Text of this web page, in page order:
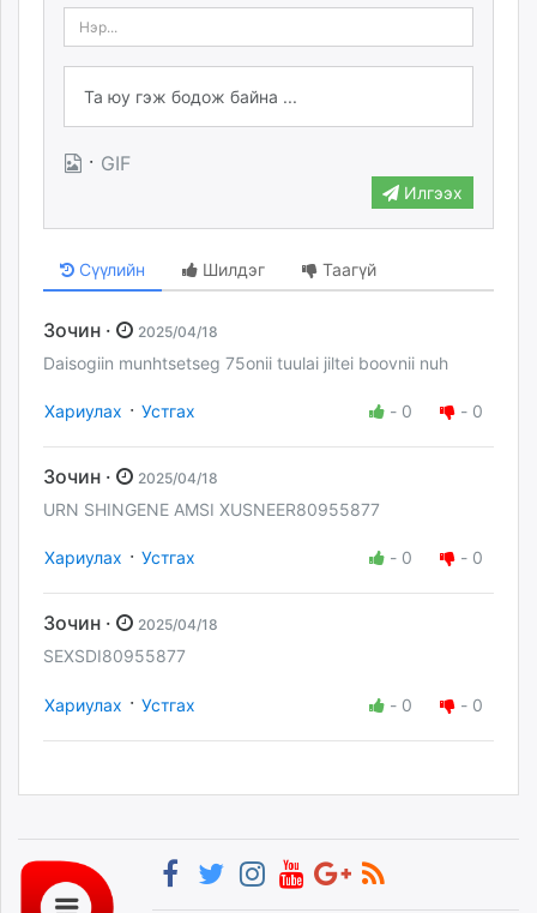
· GIF
Илгээх
Сүүлийн Шилдэг Таагүй
Зочин · 2025/04/18
Daisogiin munhtsetseg 75onii tuulai jiltei boovnii nuh
Хариулах · Устгах - 0 - 0
Зочин · 2025/04/18
URN SHINGENE AMSI XUSNEER80955877
Хариулах · Устгах - 0 - 0
Зочин · 2025/04/18
SEXSDI80955877
Хариулах · Устгах - 0 - 0